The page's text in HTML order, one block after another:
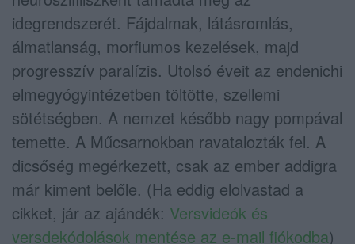
idegrendszerét. Fájdalmak, látásromlás,
álmatlanság, morfiumos kezelések, majd
progresszív paralízis. Utolsó éveit az endenichi
elmegyógyintézetben töltötte, szellemi
sötétségben. A nemzet később nagy pompával
temette. A Műcsarnokban ravatalozták fel. A
dicsőség megérkezett, csak az ember addigra
már kiment belőle. (Ha eddig elolvastad a
cikket, jár az ajándék: Versvideók és
versdekódolások mentése az e-mail fiókodba)